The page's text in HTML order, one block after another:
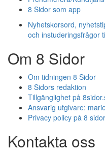
8 Sidor som app
Nyhetskorsord,
och instuderingsfrågor
Om 8 Sidor
Om tidningen 8 Sidor
8 Sidors redaktion
Tillgänglighet på
Ansvarig utgivare:
Privacy policy på 8 sidor
Kontakta oss